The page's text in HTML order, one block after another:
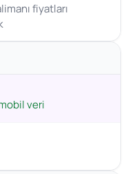
fiyatları
veri